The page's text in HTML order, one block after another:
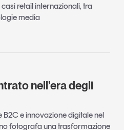
retail internazionali, tra
media
nell’era degli
e innovazione digitale nel
fotografa una trasformazione